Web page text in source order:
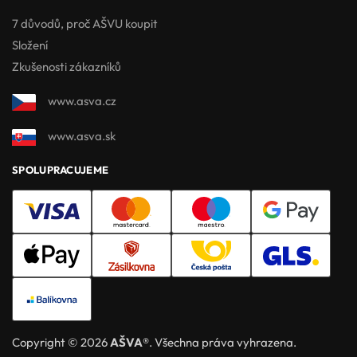
7 důvodů, proč AŠVU koupit
Složení
Zkušenosti zákazníků
www.asva.cz
www.asva.sk
SPOLUPRACUJEME
Copyright © 2026AŠVA®. Všechna práva vyhrazena.